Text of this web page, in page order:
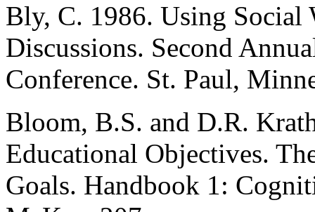
Bly, C. 1986. Using Social
Discussions. Second
Conference. St. Paul,
Bloom, B.S. and D.R.
Educational Objectives.
Goals. Handbook 1: